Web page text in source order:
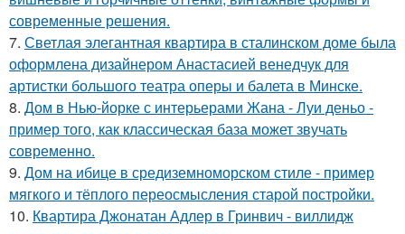
современные решения.
7. Светлая элегантная квартира в сталинском доме была
оформлена дизайнером Анастасией венедчук для
артистки большого театра оперы и балета в Минске.
8. Дом в Нью-йорке с интерьерами Жана - Луи деньо -
пример того, как классическая база может звучать
современно.
9. Дом на ибице в средиземноморском стиле - пример
мягкого и тёплого переосмысления старой постройки.
10. Квартира Джонатан Адлер в Гринвич - виллидж